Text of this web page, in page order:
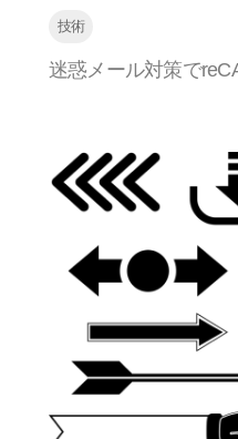
技術
迷惑メール対策で